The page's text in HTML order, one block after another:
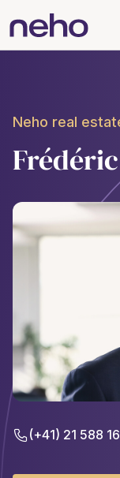
Neho real
(+41) 21 588